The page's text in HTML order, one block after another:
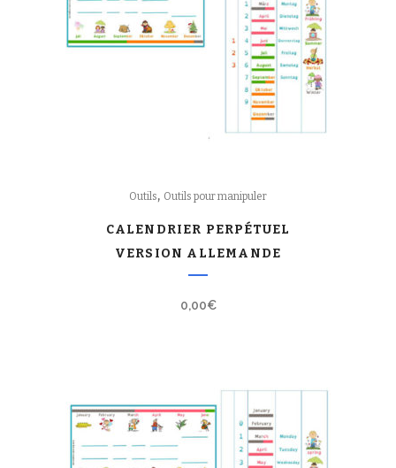
Outils, Outils pour manipuler
CALENDRIER PERPÉTUEL
VERSION ALLEMANDE
0,00€